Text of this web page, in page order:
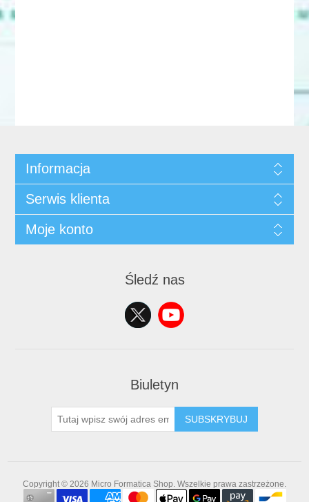
Informacja
Serwis klienta
Moje konto
Śledź nas
Biuletyn
SUBSKRYBUJ
Copyright © 2026 Micro Formatica Shop. Wszelkie prawa zastrzeżone.